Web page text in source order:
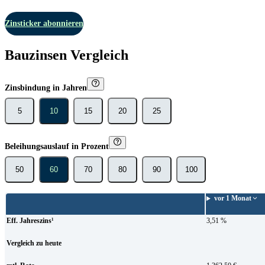
Zinsticker abonnieren
Bauzinsen Vergleich
Zinsbindung in Jahren
5 10 15 20 25
Beleihungsauslauf in Prozent
50 60 70 80 90 100
vor 1 Monat
Eff. Jahreszins¹ 3,51 %
Vergleich zu heute